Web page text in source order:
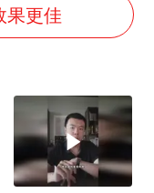
姚明笑出表情包
了个结
对准中国记者
构建更高水平的全民健身公共服务体系
果更佳